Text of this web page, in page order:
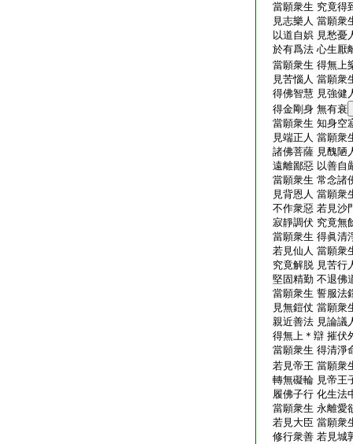
當願衆生 究竟得
見志樂人 當願衆
以道自娯 見愁憂
於有爲法 心生厭
當願衆生 得無上
見苦惱人 當願衆
得佛智慧 見強健
得金剛身 無有衰
當願衆生 知身空
見端正人 當願衆
諸佛菩薩 見醜陋
遠離鄙惡 以善自
當願衆生 常念諸
見背恩人 當願衆
不作衆惡 若見沙
寂靜調伏 究竟無
當願衆生 得眞清
若見仙人 當願衆
究竟解脱 見苦行
堅固精勤 不退佛
當願衆生 誓服法
見無鎧仗 當願衆
親近善法 見論議
得無上＊辯 摧伏
當願衆生 得清淨
若見帝王 當願衆
轉無礙輪 見帝王
履佛子行 化生法
當願衆生 永離愛
若見大臣 當願衆
修行衆善 若見城